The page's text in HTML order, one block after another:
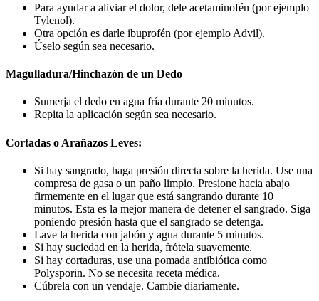
Para ayudar a aliviar el dolor, dele acetaminofén (por ejemplo
Tylenol).
Otra opción es darle ibuprofén (por ejemplo Advil).
Úselo según sea necesario.
Magulladura/Hinchazón de un Dedo
Sumerja el dedo en agua fría durante 20 minutos.
Repita la aplicación según sea necesario.
Cortadas o Arañazos Leves:
Si hay sangrado, haga presión directa sobre la herida. Use una
compresa de gasa o un paño limpio. Presione hacia abajo
firmemente en el lugar que está sangrando durante 10
minutos. Esta es la mejor manera de detener el sangrado. Siga
poniendo presión hasta que el sangrado se detenga.
Lave la herida con jabón y agua durante 5 minutos.
Si hay suciedad en la herida, frótela suavemente.
Si hay cortaduras, use una pomada antibiótica como
Polysporin. No se necesita receta médica.
Cúbrela con un vendaje. Cambie diariamente.